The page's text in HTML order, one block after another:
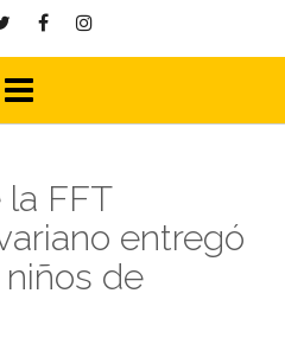
la FFT
entregó
de